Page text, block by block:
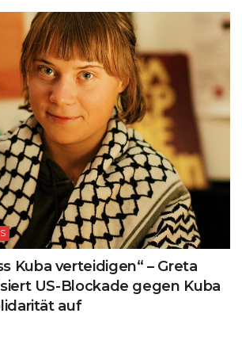
Kuba verteidigen“ – Greta
US-Blockade gegen Kuba
auf